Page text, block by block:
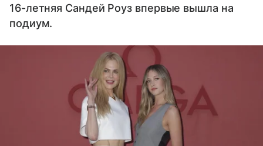
16-летняя Сандей Роуз впервые вышла на
подиум.